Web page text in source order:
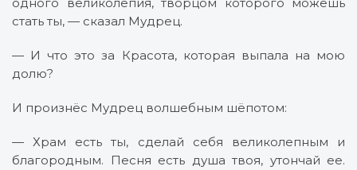
стать ты, — сказал Мудрец.
— И что это за Красота, которая выпала на мою
долю?
И произнёс Мудрец волшебным шёпотом:
— Храм есть ты, сделай себя великолепным и
благородным. Песня есть душа твоя, утончай ее.